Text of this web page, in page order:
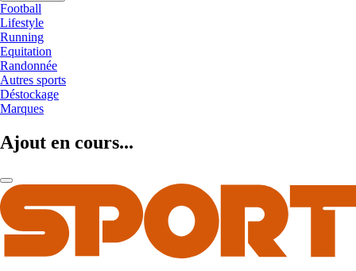
Football
Lifestyle
Running
Equitation
Randonnée
Autres sports
Déstockage
Marques
Ajout en cours...